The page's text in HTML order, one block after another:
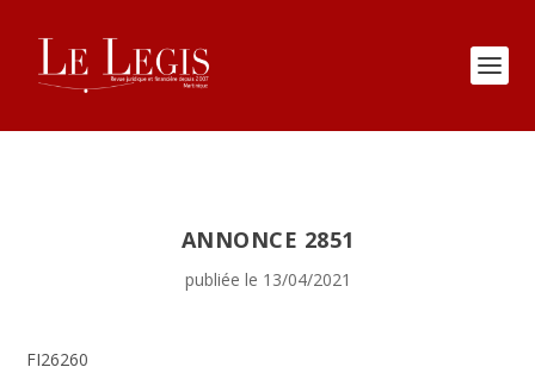
ANNONCE 2851
publiée le 13/04/2021
FI26260